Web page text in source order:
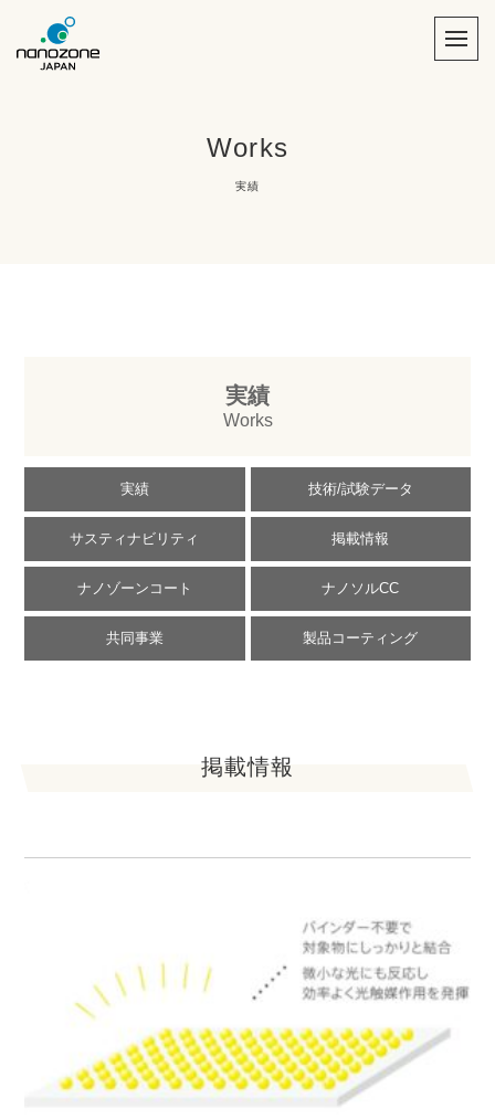
Works
実績
実績
Works
実績 技術/試験データ
サスティナビリティ 掲載情報
ナノゾーンコート ナノソルCC
共同事業 製品コーティング
掲載情報